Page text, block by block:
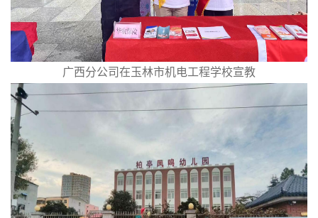
广西分公司在玉林市机电工程学校宣教